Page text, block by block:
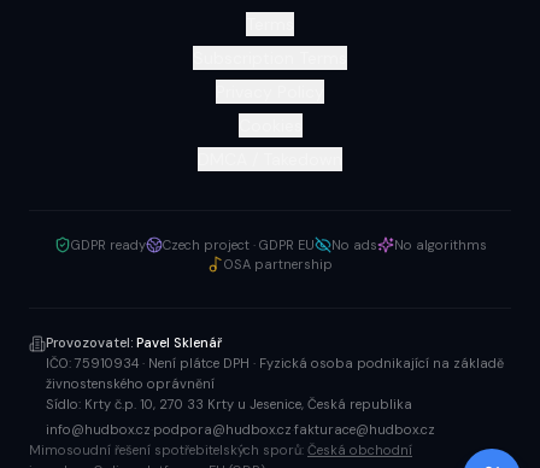
GDPR ready Czech project · GDPR EU No ads
No algorithms
OSA partnership
Provozovatel: Pavel Sklenář
IČO: 75910934 · Není plátce DPH · Fyzická osoba podnikající na základě
živnostenského oprávnění
Sídlo: Krty č.p. 10, 270 33 Krty u Jesenice, Česká republika
info@hudbox.cz podpora@hudbox.cz fakturace@hudbox.cz
Mimosoudní řešení spotřebitelských sporů: Česká obchodní